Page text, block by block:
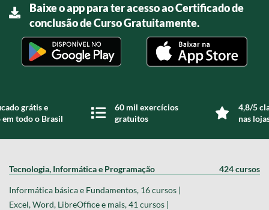
Baixe o app para ter acesso ao Certificado de
conclusão de Curso Gratuitamente.
grátis e
todo o Brasil
60 mil exercícios
gratuitos
4,8/5
nas
Tecnologia, Informática e Programação 424 cursos
Informática básica e Fundamentos, 16 cursos |
Excel, Word, LibreOffice e mais, 41 cursos |